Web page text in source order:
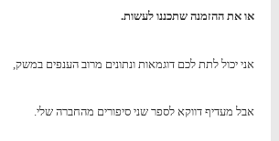
או את ההזמנה שתכננו לעשות.
אני יכול לתת לכם דוגמאות ונתונים מרוב הענפים במשק,
אבל מעדיף דווקא לספר שני סיפורים מהחברה שלי.